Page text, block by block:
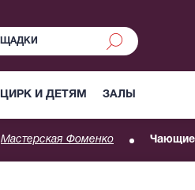
ЦИРК И ДЕТЯМ ЗАЛЫ
Мастерская Фоменко Чающие